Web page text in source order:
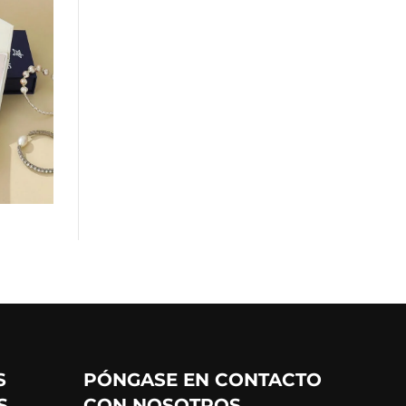
PÓNGASE EN CONTACTO